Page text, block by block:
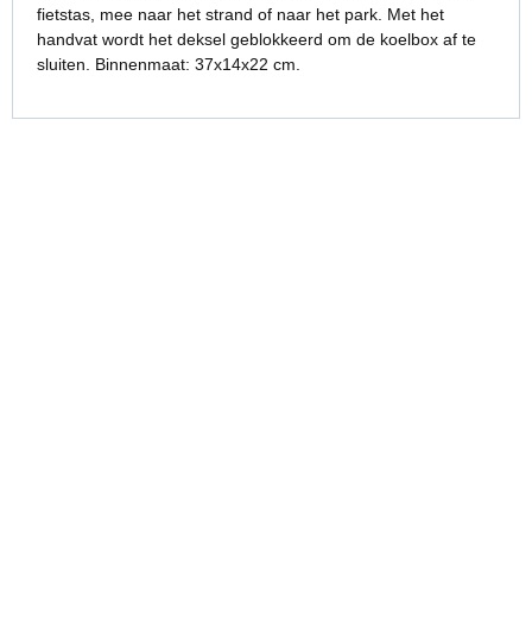
fietstas, mee naar het strand of naar het park. Met het
handvat wordt het deksel geblokkeerd om de koelbox af te
sluiten. Binnenmaat: 37x14x22 cm.